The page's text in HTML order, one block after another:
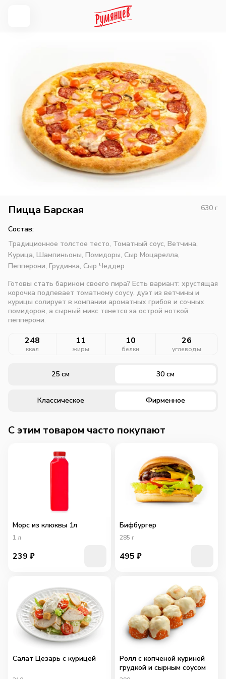
Пицца Барская 630 г
Состав:
Традиционное толстое тесто, Томатный соус, Ветчина,
Курица, Шампиньоны, Помидоры, Сыр Моцарелла,
Пепперони, Грудинка, Сыр Чеддер
Готовы стать барином своего пира? Есть вариант: хрустящая
корочка подпевает томатному соусу, дуэт из ветчины и
курицы солирует в компании ароматных грибов и сочных
помидоров, а сырный микс тянется за острой ноткой
пепперони.
248
ккал
11
жиры
10
белки
26
углеводы
25 см 30 см
Классическое Фирменное
C этим товаром часто покупают
Морс из клюквы 1л
1 л
239 ₽
Бифбургер
285 г
495 ₽
Салат Цезарь с курицей
Ролл с копченой куриной
грудкой и сырным соусом